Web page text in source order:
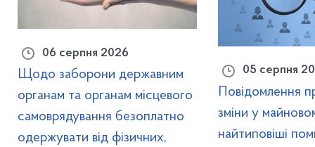
06 серпня 2026
Щодо заборони державним
органам та органам місцевого
самоврядування безоплатно
одержувати від фізичних,
05 серпня
Повідомлення
зміни у
найтиповіші